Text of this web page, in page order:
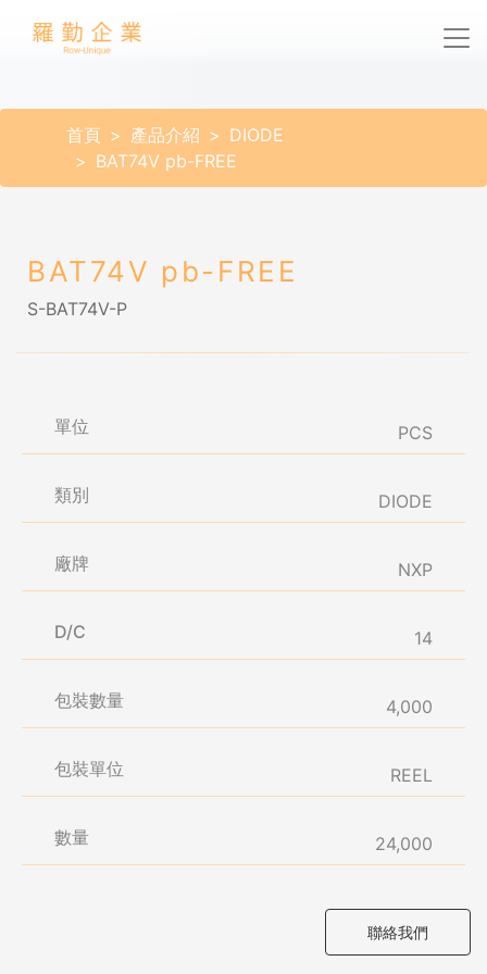
首頁 產品介紹
DIODE
BAT74V pb-FREE
BAT74V pb-FREE
S-BAT74V-P
單位 PCS
類別 DIODE
廠牌 NXP
D/C 14
包裝數量 4,000
包裝單位 REEL
數量 24,000
聯絡我們